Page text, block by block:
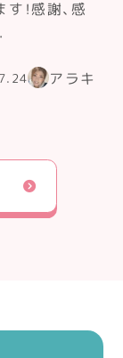
！感謝、感
アラキ